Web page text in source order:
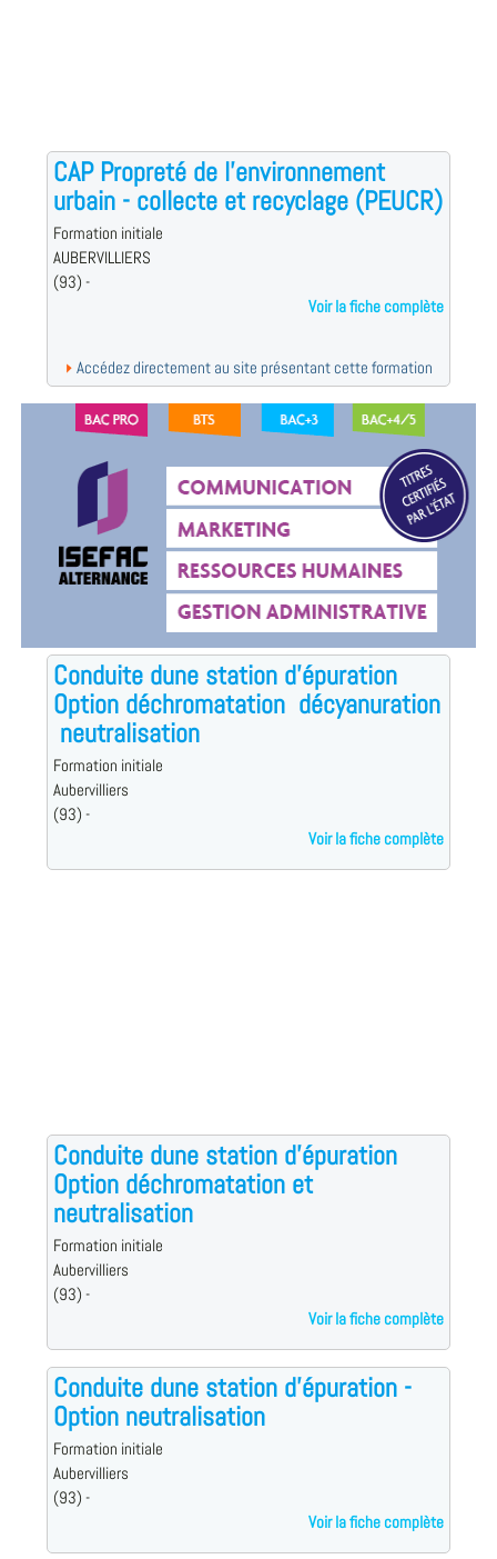
CAP Propreté de l'environnement
urbain - collecte et recyclage (PEUCR)
Formation initiale
AUBERVILLIERS
(93) -
Voir la fiche complète
Accédez directement au site présentant cette formation
Conduite dune station d'épuration
Option déchromatation  décyanuration
 neutralisation
Formation initiale
Aubervilliers
(93) -
Voir la fiche complète
Conduite dune station d'épuration
Option déchromatation et
neutralisation
Formation initiale
Aubervilliers
(93) -
Voir la fiche complète
Conduite dune station d'épuration -
Option neutralisation
Formation initiale
Aubervilliers
(93) -
Voir la fiche complète